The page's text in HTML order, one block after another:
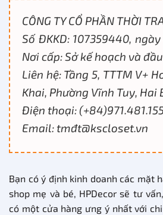
CÔNG TY CỔ PHẦN THỜI
Số ĐKKD: 107359440,
Nơi cấp: Sở kế hoạch và
Liên hệ: Tầng 5, TTTM V+
Khai, Phường Vĩnh Tuy, Hai
Điện thoại:
Email: tmđt@kscloset.vn
Bạn có ý định kinh doanh các mặt
shop mẹ và bé, HPDecor sẽ tư
có một cửa hàng ưng ý nhất với